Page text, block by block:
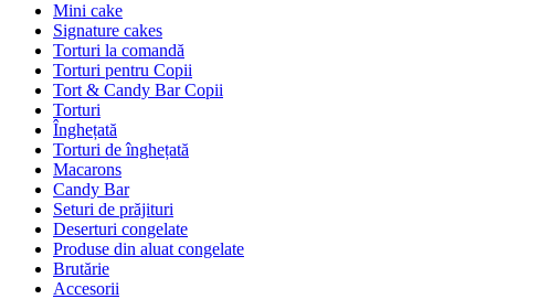
Mini cake
Signature cakes
Torturi la comandă
Torturi pentru Copii
Tort & Candy Bar Copii
Torturi
Înghețată
Torturi de înghețată
Macarons
Candy Bar
Seturi de prăjituri
Deserturi congelate
Produse din aluat congelate
Brutărie
Accesorii